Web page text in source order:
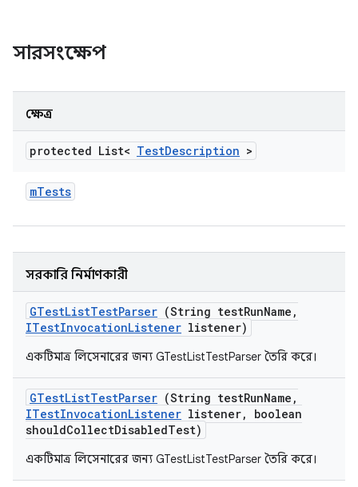
সারসংক্ষেপ
ক্ষেত্র
protected List< TestDescription >
mTests
সরকারি নির্মাণকারী
GTestListTestParser (String testRunName ,
ITestInvocationListener listener)
একটিমাত্র লিসেনারের জন্য GTestListTestParser তৈরি করে।
GTestListTestParser (String testRunName ,
ITestInvocationListener listener,
boolean
shouldCollectDisabledTest)
একটিমাত্র লিসেনারের জন্য GTestListTestParser তৈরি করে।